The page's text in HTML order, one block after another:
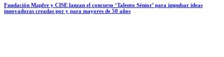
Fundación Mapfre y CISE lanzan el concurso ‘Talento Sénior’ para impulsar ideas
innovadoras creadas por y para mayores de 50 años